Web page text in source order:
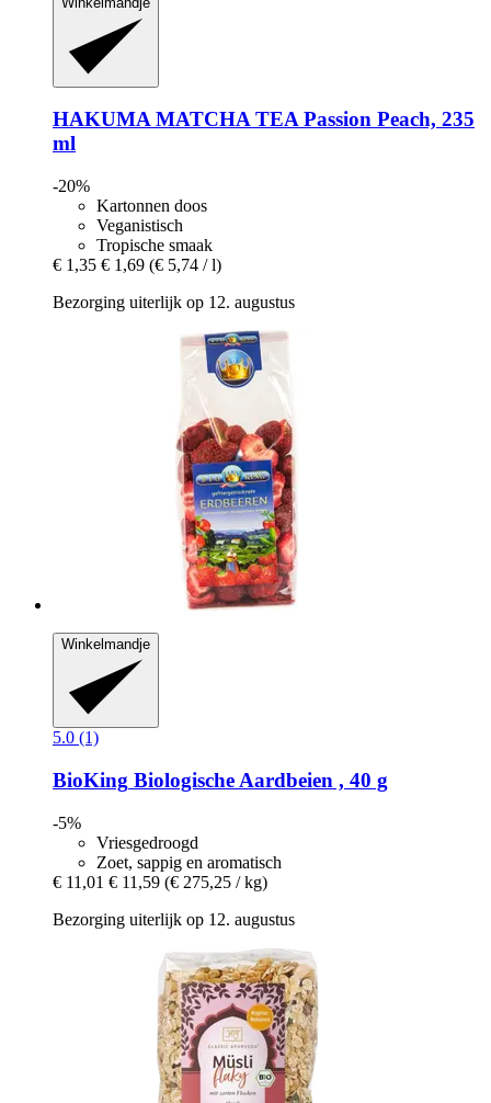
HAKUMAMATCHA TEA Passion Peach, 235
ml
-20%
Kartonnen doos
Veganistisch
Tropische smaak
€ 1,35 € 1,69 (€ 5,74 / l)
Bezorging uiterlijk op 12. augustus
Winkelmandje
5.0 (1)
BioKing Biologische Aardbeien , 40 g
-5%
Vriesgedroogd
Zoet, sappig en aromatisch
€ 11,01 € 11,59 (€ 275,25 / kg)
Bezorging uiterlijk op 12. augustus